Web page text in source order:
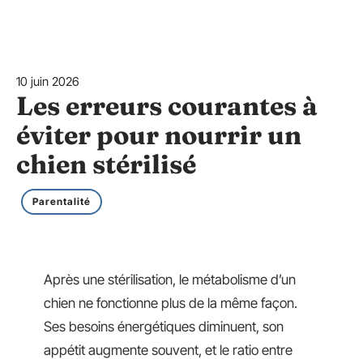
10 juin 2026
Les erreurs courantes à
éviter pour nourrir un
chien stérilisé
Parentalité
Après une stérilisation, le métabolisme d’un
chien ne fonctionne plus de la même façon.
Ses besoins énergétiques diminuent, son
appétit augmente souvent, et le ratio entre